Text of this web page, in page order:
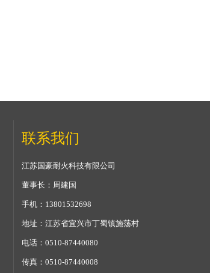
联系我们
江苏国豪耐火科技有限公司
董事长：周建国
手机：13801532698
地址：江苏省宜兴市丁蜀镇施荡村
电话：0510-87440080
传真：0510-87440008